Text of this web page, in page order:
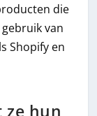
die
van
Shopify en
ze hun